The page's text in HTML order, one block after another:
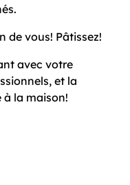
de vous! Pâtissez!
avec votre
et la
la maison!